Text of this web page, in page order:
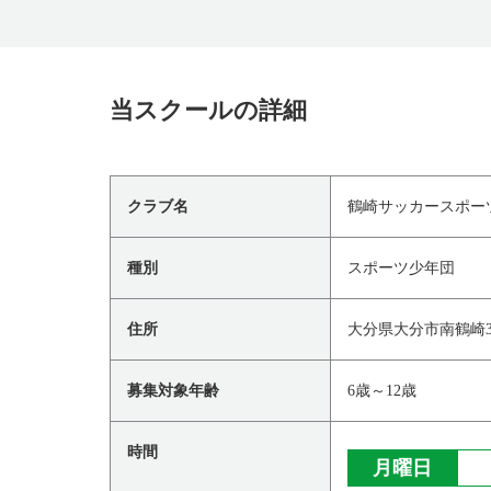
当スクールの詳細
クラブ名 鶴崎サッカースポー
種別 スポーツ少年団
住所 大分県大分市南鶴崎
募集対象年齢 6歳～12歳
時間
月曜日